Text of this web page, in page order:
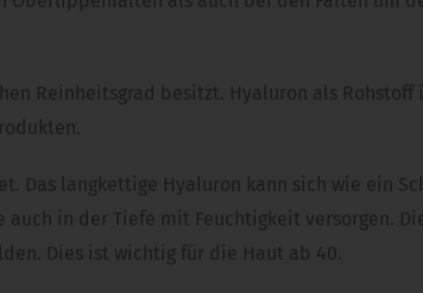
Reinheitsgrad besitzt. Hyaluron als
Das langkettige Hyaluron kann sich wie ein
in der Tiefe mit Feuchtigkeit versorgen.
Dies ist wichtig für die Haut ab 40.